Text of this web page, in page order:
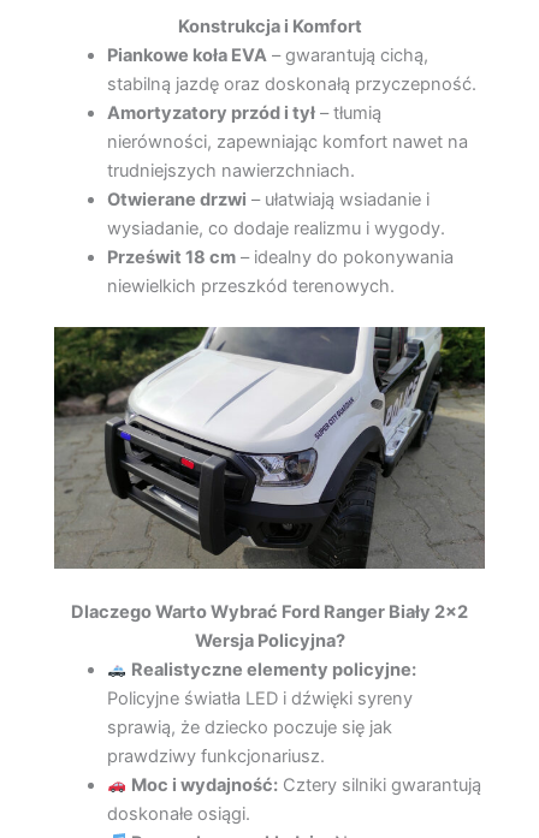
Konstrukcja i Komfort
Piankowe koła EVA– gwarantują cichą,
stabilną jazdę oraz doskonałą przyczepność.
Amortyzatory przód i tył– tłumią
nierówności, zapewniając komfort nawet na
trudniejszych nawierzchniach.
Otwierane drzwi – ułatwiają wsiadanie i
wysiadanie, co dodaje realizmu i wygody.
Prześwit 18 cm– idealny do pokonywania
niewielkich przeszkód terenowych.
Dlaczego Warto Wybrać Ford Ranger Biały 2×2
Wersja Policyjna?
Realistyczne elementy policyjne:
Policyjne światła LED i dźwięki syreny
sprawią, że dziecko poczuje się jak
prawdziwy funkcjonariusz.
Moc i wydajność: Cztery silniki gwarantują
doskonałe osiągi.